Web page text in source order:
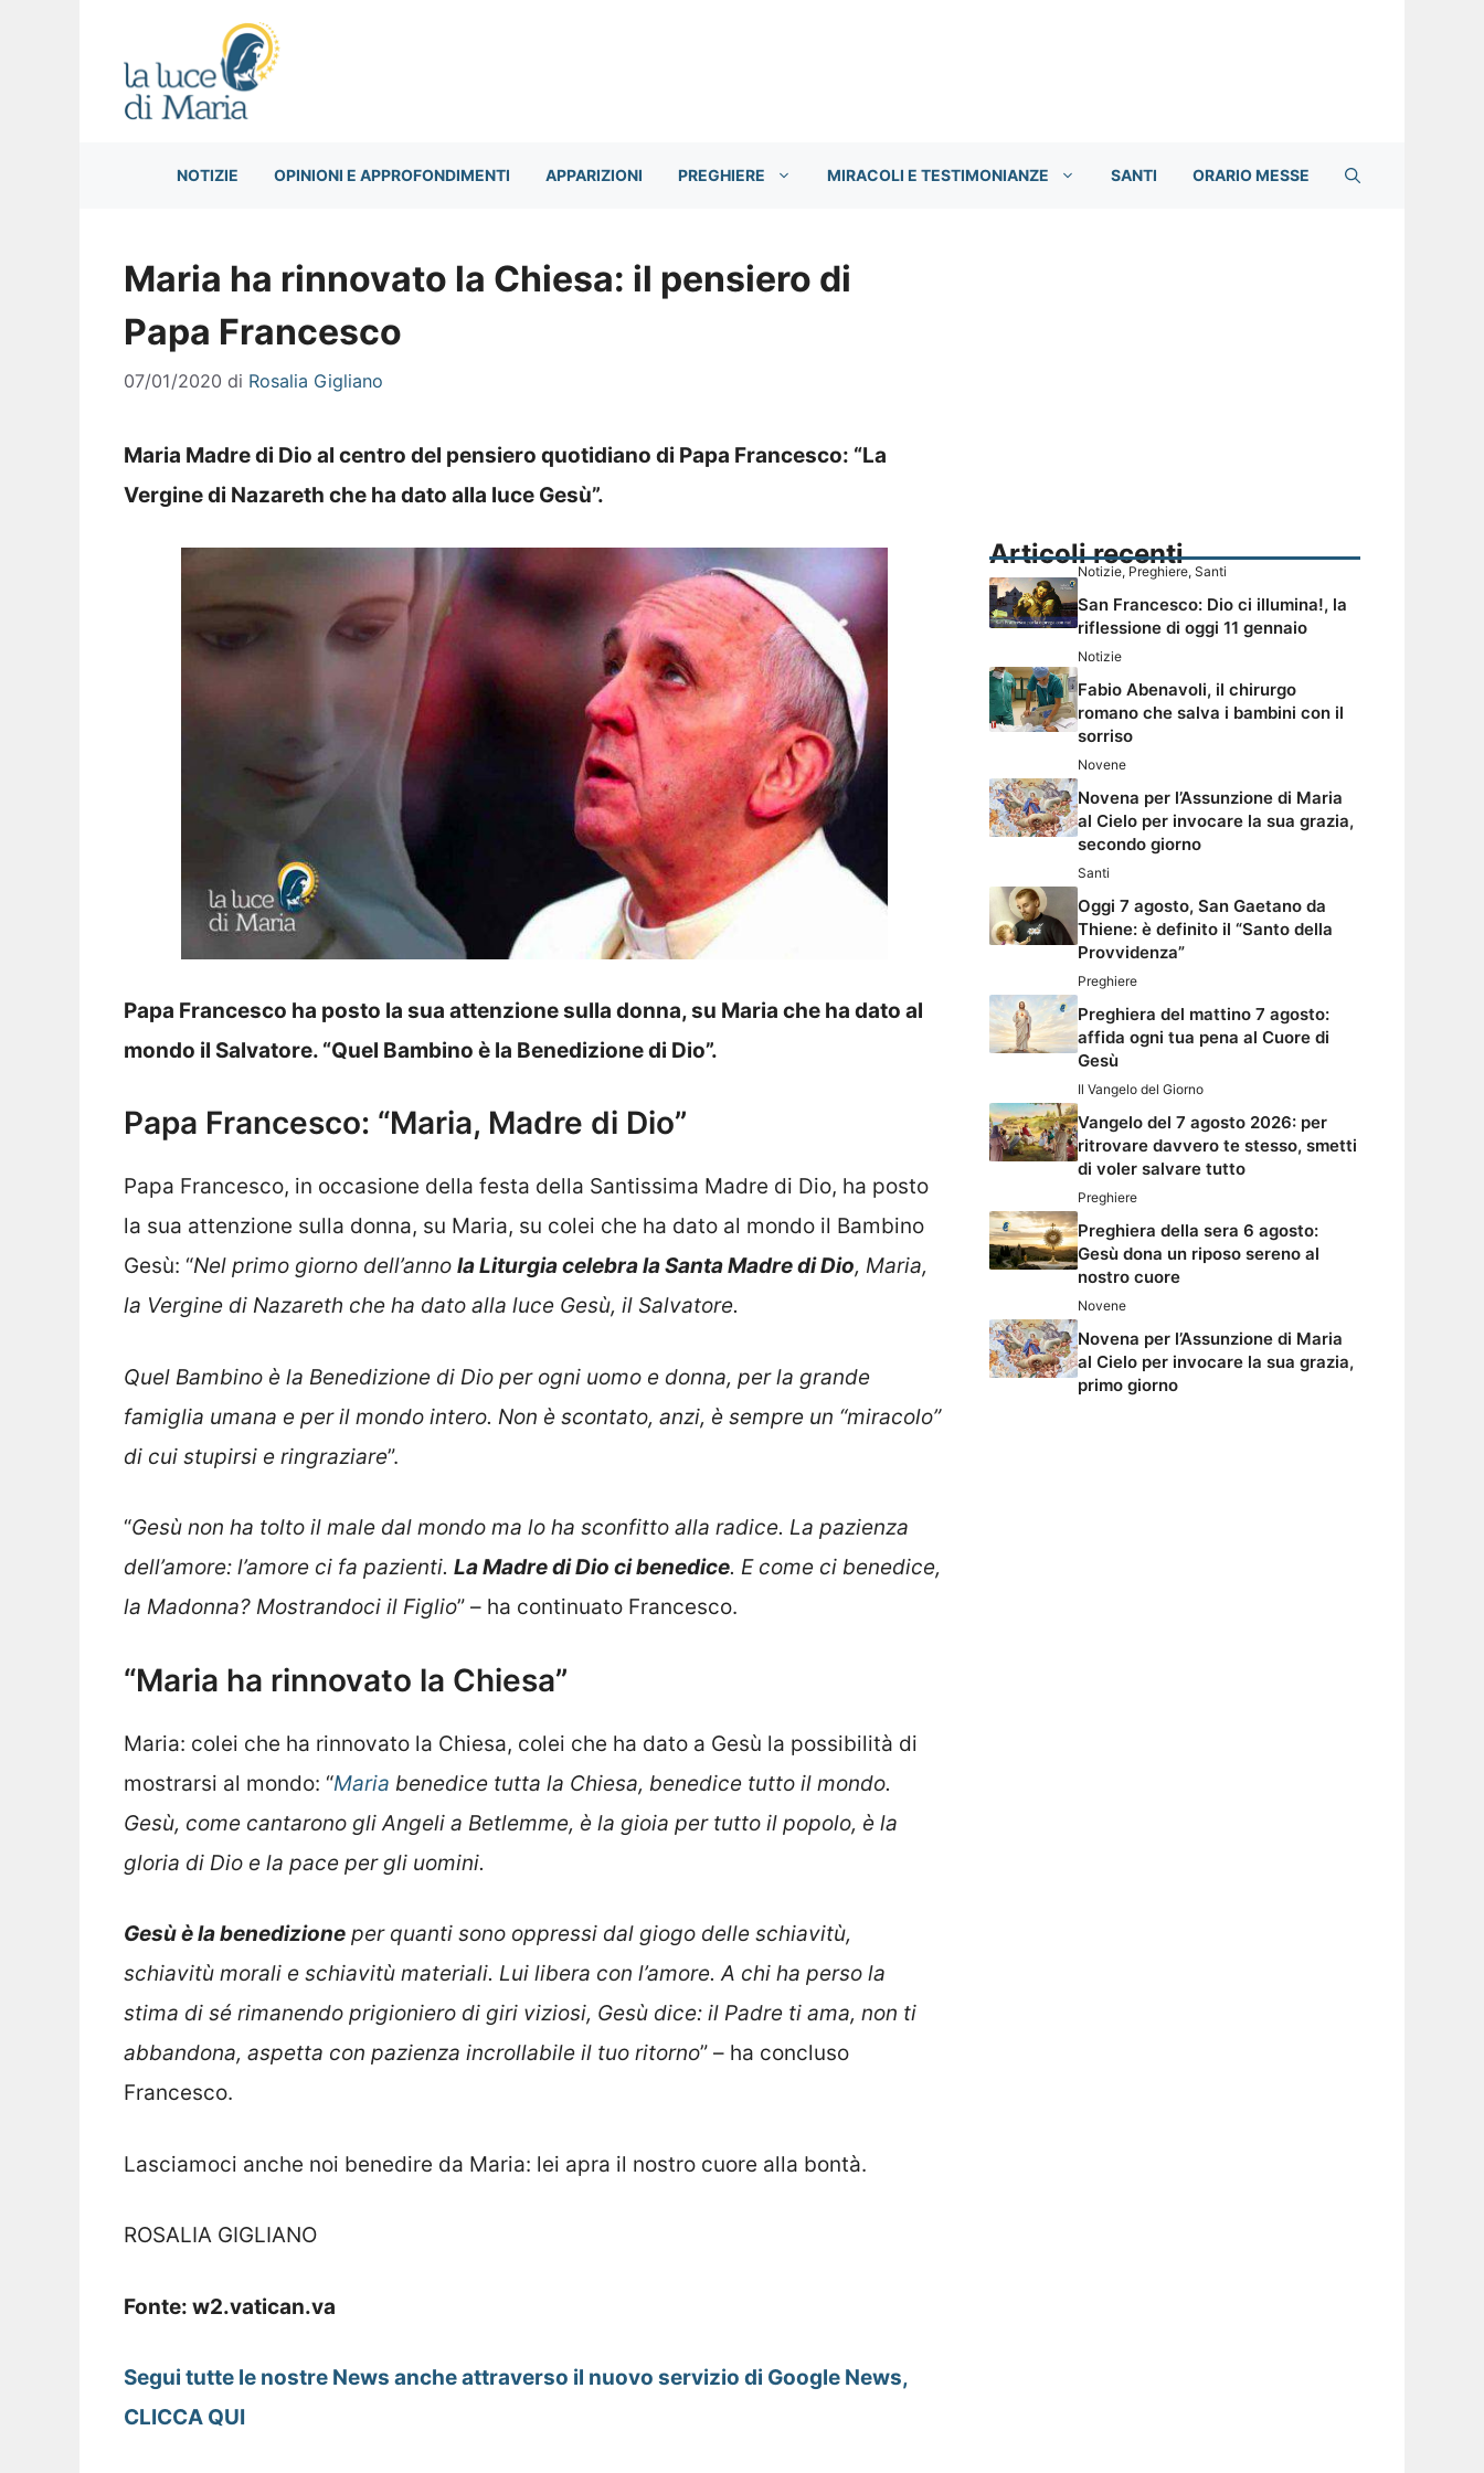
NOTIZIE OPINIONI E APPROFONDIMENTI APPARIZIONI PREGHIERE MIRACOLI E TESTIMONIANZE SANTI ORARIO MESSE
Maria ha rinnovato la Chiesa: il pensiero di
Papa Francesco
07/01/2020 di Rosalia Gigliano
Maria Madre di Dio al centro del pensiero quotidiano di Papa Francesco: “La
Vergine di Nazareth che ha dato alla luce Gesù”.
Papa Francesco ha posto la sua attenzione sulla donna, su Maria che ha dato al
mondo il Salvatore. “Quel Bambino è la Benedizione di Dio”.
Papa Francesco: “Maria, Madre di Dio”
Papa Francesco, in occasione della festa della Santissima Madre di Dio, ha posto
la sua attenzione sulla donna, su Maria, su colei che ha dato al mondo il Bambino
Gesù: “Nel primo giorno dell’anno la Liturgia celebra la Santa Madre di Dio, Maria,
la Vergine di Nazareth che ha dato alla luce Gesù, il Salvatore.
Quel Bambino è la Benedizione di Dio per ogni uomo e donna, per la grande
famiglia umana e per il mondo intero. Non è scontato, anzi, è sempre un “miracolo”
di cui stupirsi e ringraziare”.
“Gesù non ha tolto il male dal mondo ma lo ha sconfitto alla radice. La pazienza
dell’amore: l’amore ci fa pazienti. La Madre di Dio ci benedice. E come ci benedice,
la Madonna? Mostrandoci il Figlio” – ha continuato Francesco.
“Maria ha rinnovato la Chiesa”
Maria: colei che ha rinnovato la Chiesa, colei che ha dato a Gesù la possibilità di
mostrarsi al mondo: “Maria benedice tutta la Chiesa, benedice tutto il mondo.
Gesù, come cantarono gli Angeli a Betlemme, è la gioia per tutto il popolo, è la
gloria di Dio e la pace per gli uomini.
Gesù è la benedizione per quanti sono oppressi dal giogo delle schiavitù,
schiavitù morali e schiavitù materiali. Lui libera con l’amore. A chi ha perso la
stima di sé rimanendo prigioniero di giri viziosi, Gesù dice: il Padre ti ama, non ti
abbandona, aspetta con pazienza incrollabile il tuo ritorno” – ha concluso
Francesco.
Lasciamoci anche noi benedire da Maria: lei apra il nostro cuore alla bontà.
ROSALIA GIGLIANO
Fonte: w2.vatican.va
Segui tutte le nostre News anche attraverso il nuovo servizio di Google News,
CLICCA QUI
Articoli recenti
Notizie, Preghiere, Santi
San Francesco: Dio ci illumina!, la
riflessione di oggi 11 gennaio
Notizie
Fabio Abenavoli, il chirurgo
romano che salva i bambini con il
sorriso
Novene
Novena per l’Assunzione di Maria
al Cielo per invocare la sua grazia,
secondo giorno
Santi
Oggi 7 agosto, San Gaetano da
Thiene: è definito il “Santo della
Provvidenza”
Preghiere
Preghiera del mattino 7 agosto:
affida ogni tua pena al Cuore di
Gesù
Il Vangelo del Giorno
Vangelo del 7 agosto 2026: per
ritrovare davvero te stesso, smetti
di voler salvare tutto
Preghiere
Preghiera della sera 6 agosto:
Gesù dona un riposo sereno al
nostro cuore
Novene
Novena per l’Assunzione di Maria
al Cielo per invocare la sua grazia,
primo giorno